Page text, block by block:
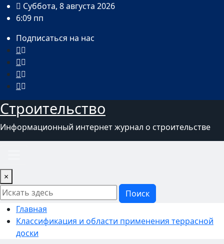
ПерейтиСуббота, 8 августа 2026
6:09 пп
Подписаться на нас
Строительство
Информационный интернет журнал о строительстве
×
Поиск
Главная
Классификация и области применения террасной
доски